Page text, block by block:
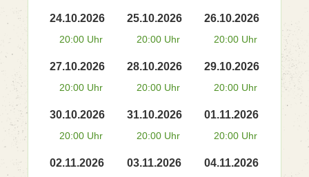
24.10.2026
20:00 Uhr
25.10.2026
20:00 Uhr
26.10.2026
20:00 Uhr
27.10.2026
20:00 Uhr
28.10.2026
20:00 Uhr
29.10.2026
20:00 Uhr
30.10.2026
20:00 Uhr
31.10.2026
20:00 Uhr
01.11.2026
20:00 Uhr
02.11.2026 03.11.2026 04.11.2026